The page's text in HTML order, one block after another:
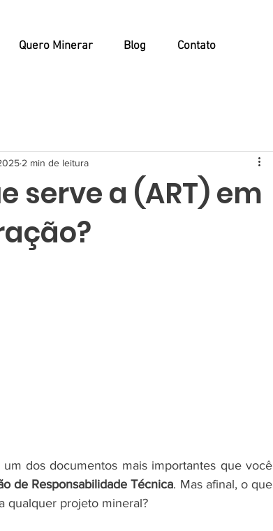
Quero Minerar Blog Contato
serve a (ART) em
2 min de leitura
dos documentos mais importantes que você
de Responsabilidade Técnica. Mas afinal, o que
qualquer projeto mineral?